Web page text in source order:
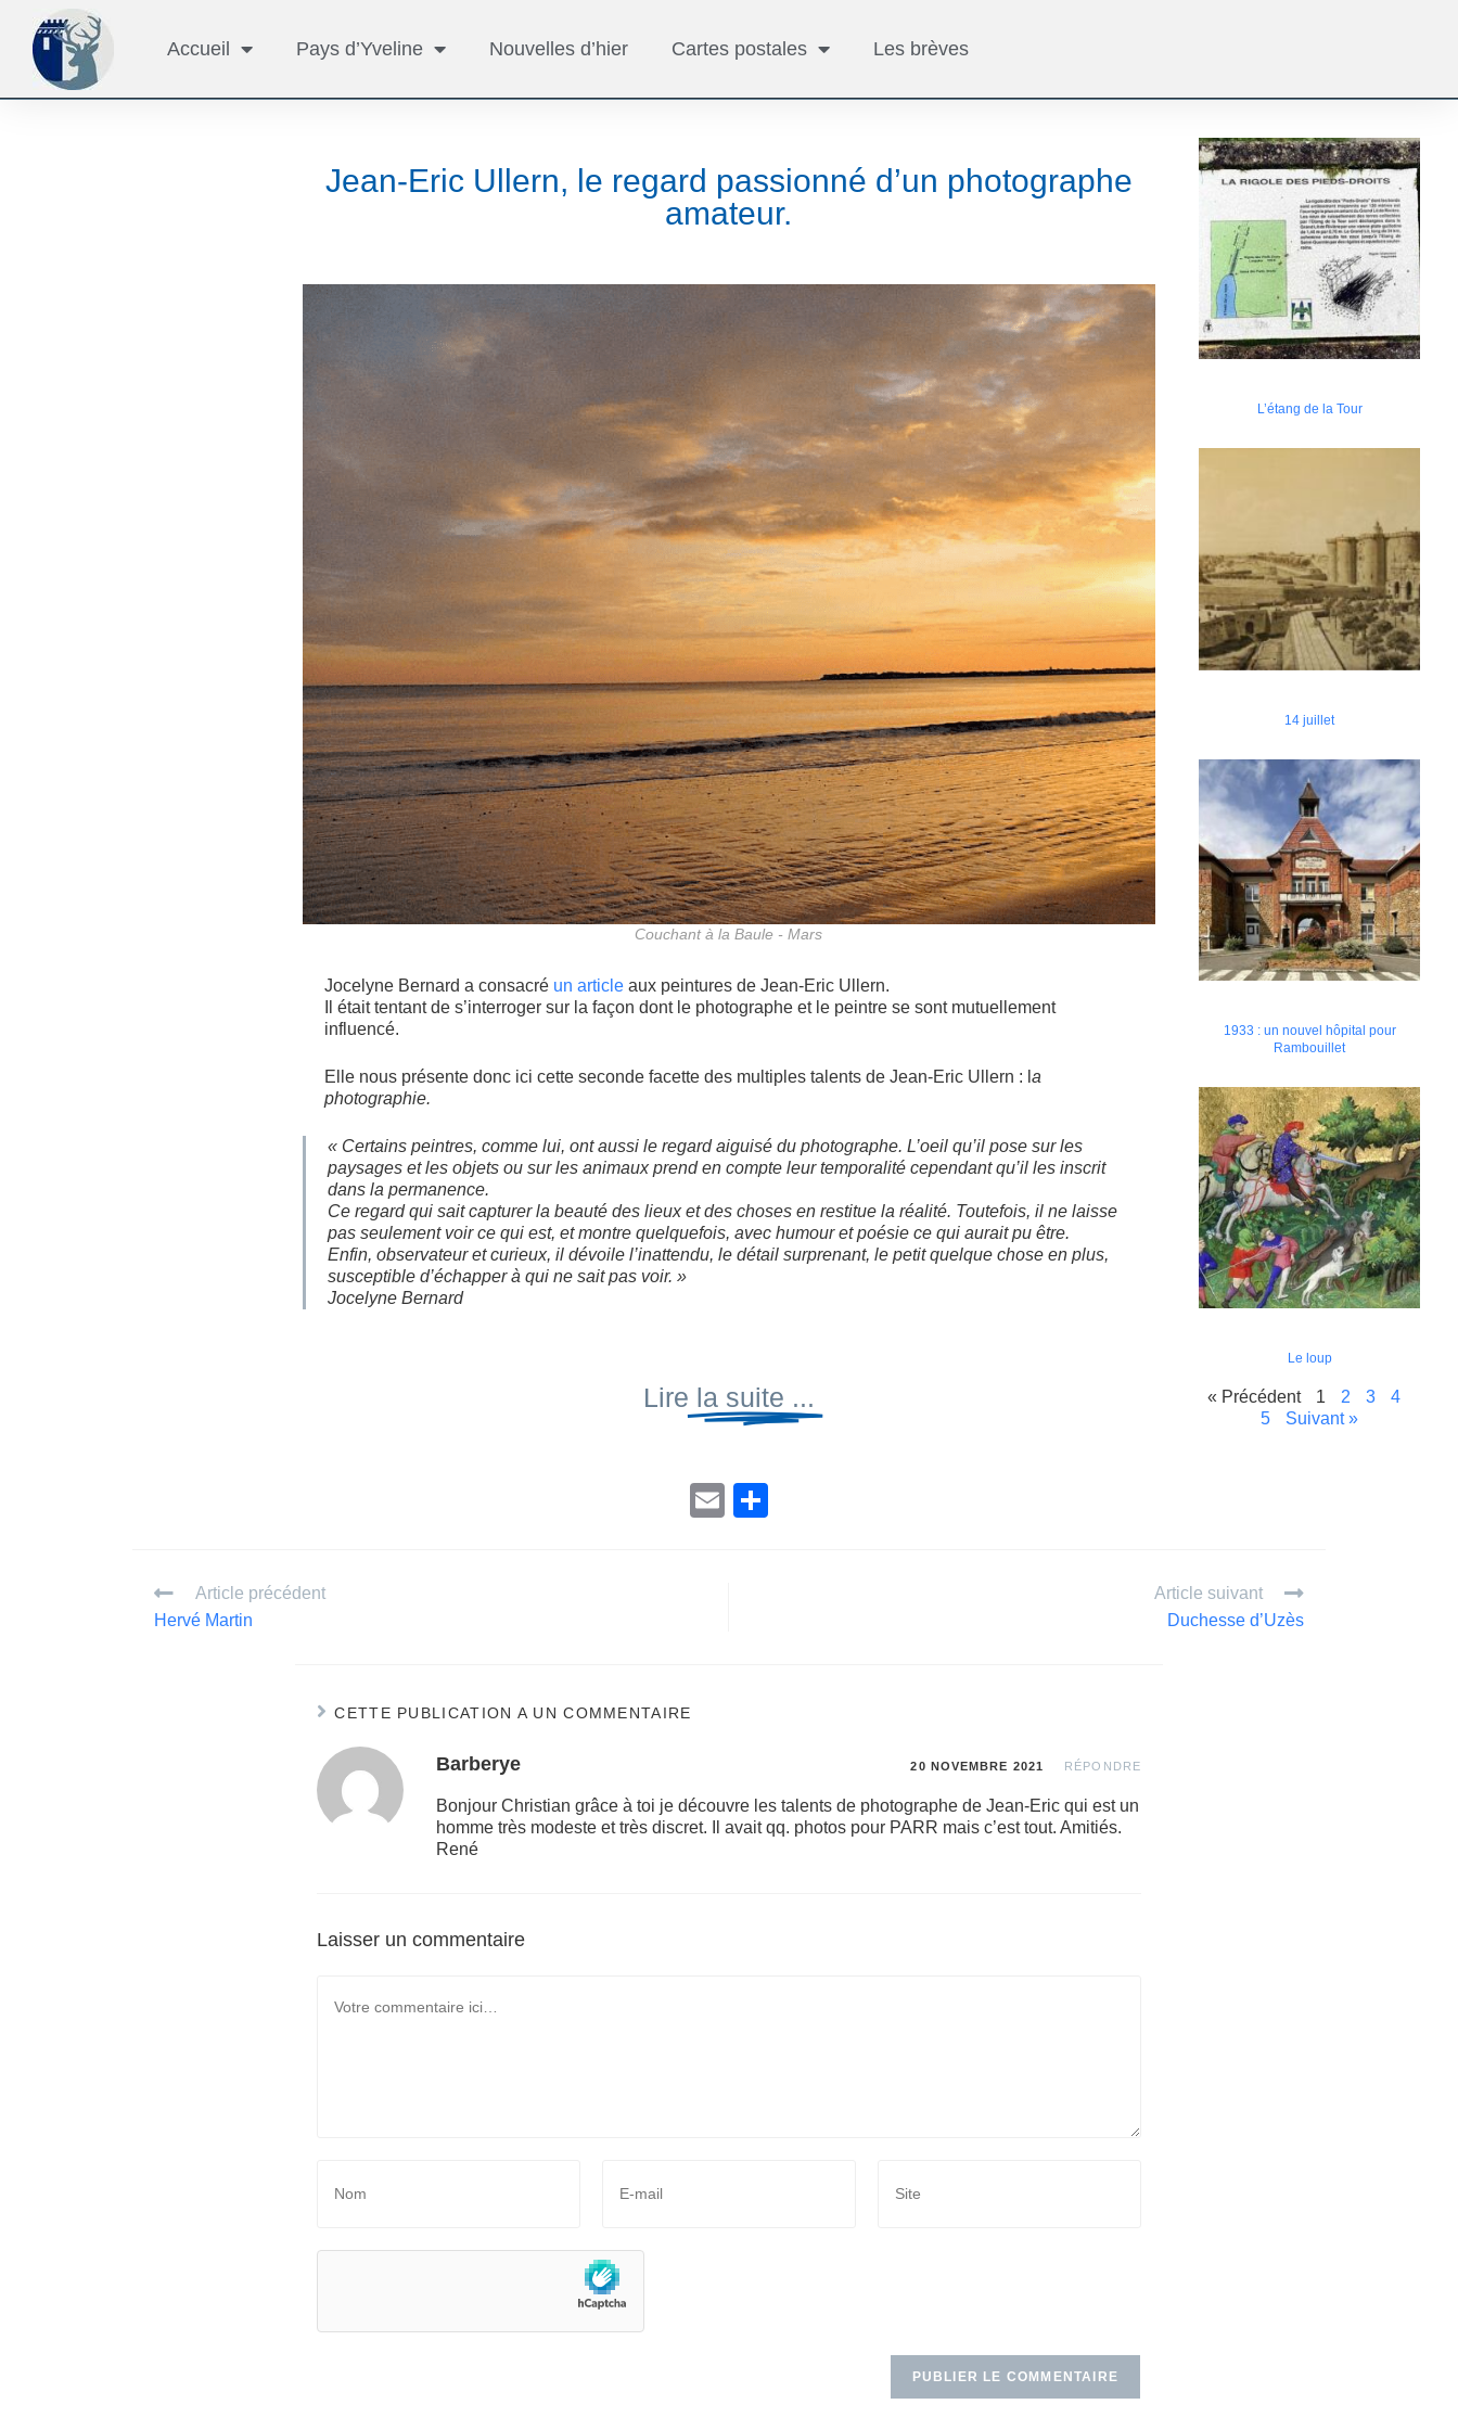
Accueil Pays d’Yveline Nouvelles d’hier Cartes postales Les brèves
Jean-Eric Ullern, le regard passionné d’un photographe
amateur.
Couchant à la Baule - Mars
Jocelyne Bernard a consacré un articleaux peintures de Jean-Eric Ullern.
Il était tentant de s’interroger sur la façon dont le photographe et le peintre se sont mutuellement
influencé.
Elle nous présente donc ici cette seconde facette des multiples talents de Jean-Eric Ullern : l a
photographie.
« Certains peintres, comme lui, ont aussi le regard aiguisé du photographe. L’oeil qu’il pose sur les
paysages et les objets ou sur les animaux prend en compte leur temporalité cependant qu’il les inscrit
dans la permanence.
Ce regard qui sait capturer la beauté des lieux et des choses en restitue la réalité. Toutefois, il ne laisse
pas seulement voir ce qui est, et montre quelquefois, avec humour et poésie ce qui aurait pu être.
Enfin, observateur et curieux, il dévoile l’inattendu, le détail surprenant, le petit quelque chose en plus,
susceptible d’échapper à qui ne sait pas voir. »
Jocelyne Bernard
Lire la suite ...
L’étang de la Tour
14 juillet
1933 : un nouvel hôpital pour
Rambouillet
Le loup
« Précédent 1 2 3
4
5
Suivant »
E
Article précédent
Hervé Martin
Article suivant
Duchesse d’Uzès
CETTE PUBLICATION A UN COMMENTAIRE
Barberye 20 NOVEMBRE 2021 RÉPONDRE
Bonjour Christian grâce à toi je découvre les talents de photographe de Jean-Eric qui est un
homme très modeste et très discret. Il avait qq. photos pour PARR mais c’est tout. Amitiés.
René
Laisser un commentaire